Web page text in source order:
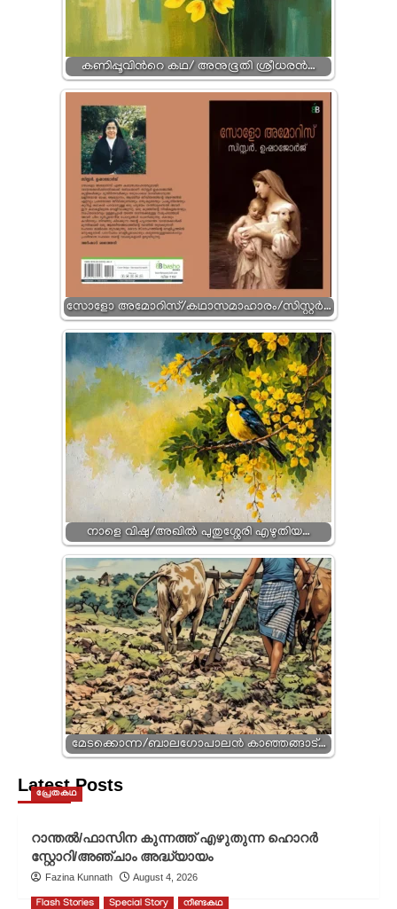
കണിപ്പൂവിൻറെ കഥ/ അനുഭൂതി ശ്രീധരൻ…
സോളോ അമോറിസ്/കഥാസമാഹാരം/സിസ്റ്റർ…
നാളെ വിഷു/അഖിൽ പുതുശ്ശേരി എഴുതിയ…
മേടക്കൊന്ന/ബാലഗോപാലൻ കാഞ്ഞങ്ങാട്…
Latest Posts
പ്രേതകഥ
റാന്തൽ/ഫാസിന കുന്നത്ത് എഴുതുന്ന ഹൊറർ
സ്റ്റോറി/അഞ്ചാം അദ്ധ്യായം
Fazina Kunnath August 4, 2026
Flash Stories Special Story നീണ്ടകഥ